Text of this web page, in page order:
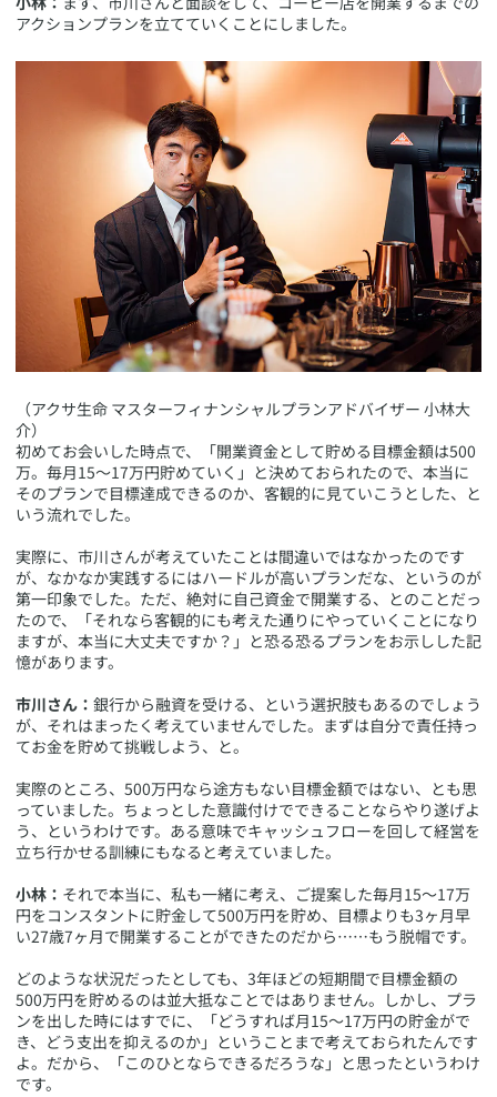
アクションプランを立てていくことにしました。
​（アクサ生命 マスターフィナンシャルプランアドバイザー 小林大
介）
​初めてお会いした時点で、「開業資金として貯める目標金額は500
万。毎月15〜17万円貯めていく」と決めておられたので、本当に
そのプランで目標達成できるのか、客観的に見ていこうとした、と
いう流れでした。
実際に、市川さんが考えていたことは間違いではなかったのです
が、なかなか実践するにはハードルが高いプランだな、というのが
第一印象でした。ただ、絶対に自己資金で開業する、とのことだっ
たので、「それなら客観的にも考えた通りにやっていくことになり
ますが、本当に大丈夫ですか？」と恐る恐るプランをお示しした記
憶があります。
市川さん： 銀行から融資を受ける、という選択肢もあるのでしょう
が、それはまったく考えていませんでした。まずは自分で責任持っ
てお金を貯めて挑戦しよう、と。
実際のところ、500万円なら途方もない目標金額ではない、とも思
っていました。ちょっとした意識付けでできることならやり遂げよ
う、というわけです。ある意味でキャッシュフローを回して経営を
立ち行かせる訓練にもなると考えていました。
小林： それで本当に、私も一緒に考え、ご提案した毎月15〜17万
円をコンスタントに貯金して500万円を貯め、目標よりも3ヶ月早
い27歳7ヶ月で開業することができたのだから……もう脱帽です。
どのような状況だったとしても、3年ほどの短期間で目標金額の
500万円を貯めるのは並大抵なことではありません。しかし、プラ
ンを出した時にはすでに、「どうすれば月15〜17万円の貯金がで
き、どう支出を抑えるのか」ということまで考えておられたんです
よ。だから、「このひとならできるだろうな」と思ったというわけ
です。